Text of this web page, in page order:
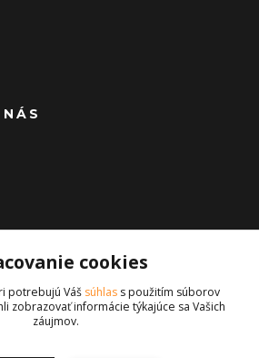
cookies
potrebujú Váš súhlas s použitím súborov
zobrazovať informácie týkajúce sa Vašich
záujmov.